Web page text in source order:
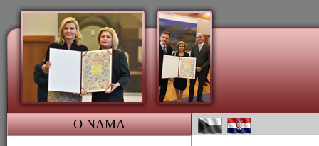
O NAMA